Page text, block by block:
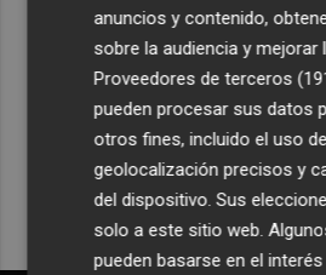
Recibe toda la
Plaza Podcast en
Quiero
anuncios y contenido,
sobre la audiencia y mejorar
Proveedores de terceros
pueden procesar sus datos
otros fines, incluido el uso
geolocalización precisos y
del dispositivo. Sus
solo a este sitio web.
pueden basarse en el